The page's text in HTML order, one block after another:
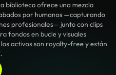
biblioteca ofrece una mezcla
por humanos —capturando
profesionales— junto con clips
fondos en bucle y visuales
activos son royalty-free y están